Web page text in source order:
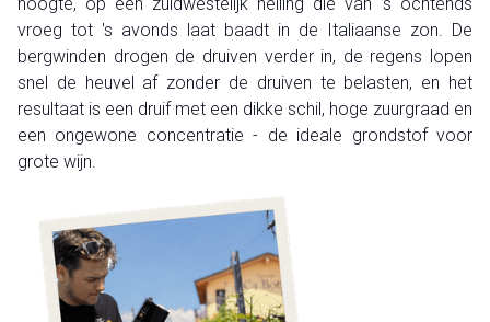
vroeg tot 's avonds laat baadt in de Italiaanse zon. De
bergwinden drogen de druiven verder in, de regens lopen
snel de heuvel af zonder de druiven te belasten, en het
resultaat is een druif met een dikke schil, hoge zuurgraad en
een ongewone concentratie - de ideale grondstof voor
grote wijn.